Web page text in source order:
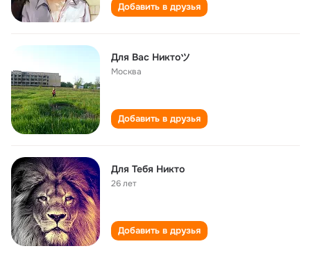
Добавить в друзья
Для Вас Никтоツ
Москва
Добавить в друзья
Для Тебя Никто
26 лет
Добавить в друзья